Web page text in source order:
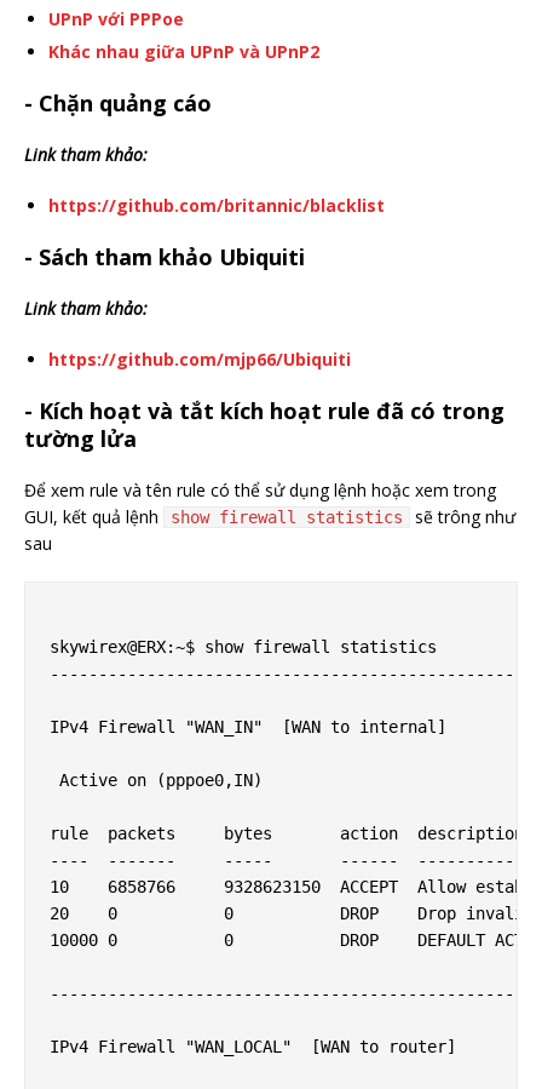
UPnP với PPPoe
Khác nhau giữa UPnP và UPnP2
- Chặn quảng cáo
Link tham khảo:
https://github.com/britannic/blacklist
- Sách tham khảo Ubiquiti
Link tham khảo:
https://github.com/mjp66/Ubiquiti
- Kích hoạt và tắt kích hoạt rule đã có trong
tường lửa
Để xem rule và tên rule có thể sử dụng lệnh hoặc xem trong
GUI, kết quả lệnh
show firewall statistics
sẽ trông như
sau
skywirex@ERX:~$ show firewall statistics
IPv4 Firewall "WAN_IN"  [WAN to internal]
Active on (pppoe0,IN)
rule  packets     bytes       action  description
----  -------     -----       ------  -----------
10    6858766     9328623150  ACCEPT  Allow
20    0           0           DROP    Drop invalid
10000 0           0           DROP    DEFAULT
IPv4 Firewall "WAN_LOCAL"  [WAN to router]